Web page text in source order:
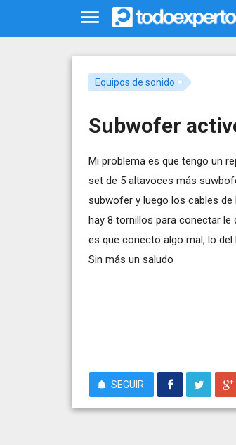
Equipos de sonido
Subwofer
Mi problema es que tengo un
set de 5 altavoces más
subwofer y luego los cables
hay 8 tornillos para conectar le
es que conecto algo mal, lo
Sin más un saludo
SEGUIR